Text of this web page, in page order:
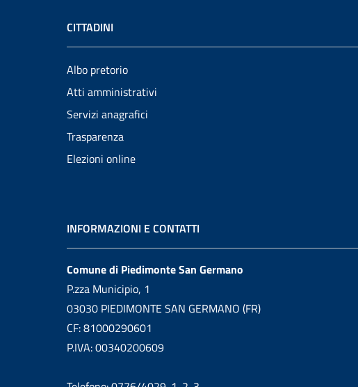
CITTADINI
Albo pretorio
Atti amministrativi
Servizi anagrafici
Trasparenza
Elezioni online
INFORMAZIONI E CONTATTI
Comune di Piedimonte San Germano
P.zza Municipio, 1
03030 PIEDIMONTE SAN GERMANO (FR)
CF: 81000290601
P.IVA: 00340200609